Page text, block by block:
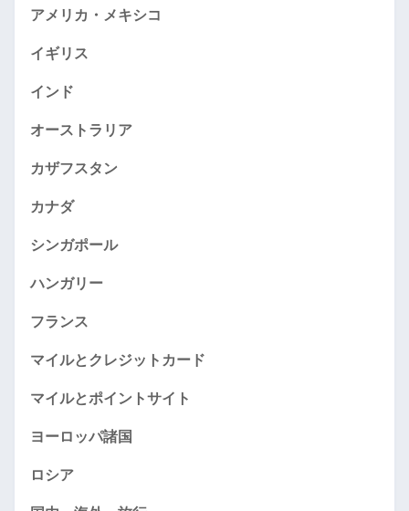
アメリカ・メキシコ
イギリス
インド
オーストラリア
カザフスタン
カナダ
シンガポール
ハンガリー
フランス
マイルとクレジットカード
マイルとポイントサイト
ヨーロッパ諸国
ロシア